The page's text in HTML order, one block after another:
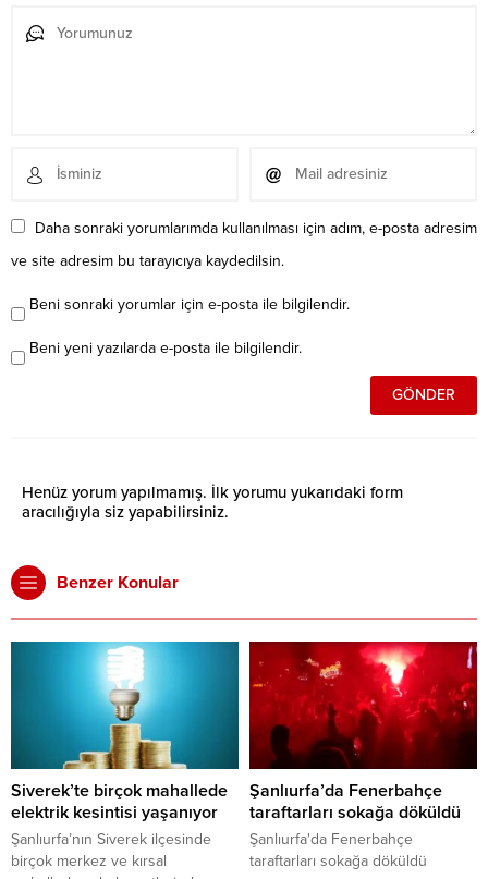
Daha sonraki yorumlarımda kullanılması için adım, e-posta adresim
ve site adresim bu tarayıcıya kaydedilsin.
Beni sonraki yorumlar için e-posta ile bilgilendir.
Beni yeni yazılarda e-posta ile bilgilendir.
Henüz yorum yapılmamış. İlk yorumu yukarıdaki form
aracılığıyla siz yapabilirsiniz.
Benzer Konular
Siverek’te birçok mahallede
elektrik kesintisi yaşanıyor
Şanlıurfa’nın Siverek ilçesinde
birçok merkez ve kırsal
Şanlıurfa’da Fenerbahçe
taraftarları sokağa döküldü
Şanlıurfa'da Fenerbahçe
taraftarları sokağa döküldü